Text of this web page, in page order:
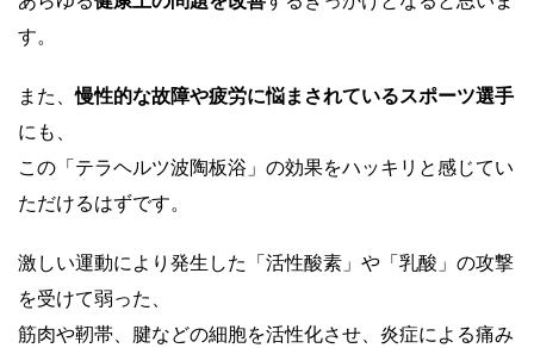
す。
また、慢性的な故障や疲労に悩まされているスポーツ選手
にも、
この「テラヘルツ波陶板浴」の効果をハッキリと感じてい
ただけるはずです。
激しい運動により発生した「活性酸素」や「乳酸」の攻撃
を受けて弱った、
筋肉や靭帯、腱などの細胞を活性化させ、炎症による痛み